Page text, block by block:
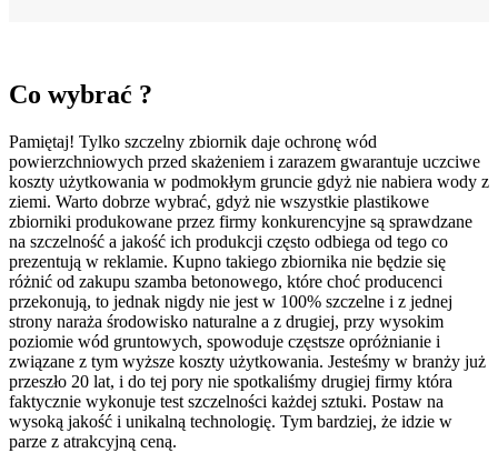
Co wybrać ?
Pamiętaj! Tylko szczelny zbiornik daje ochronę wód
powierzchniowych przed skażeniem i zarazem gwarantuje uczciwe
koszty użytkowania w podmokłym gruncie gdyż nie nabiera wody z
ziemi. Warto dobrze wybrać, gdyż nie wszystkie plastikowe
zbiorniki produkowane przez firmy konkurencyjne są sprawdzane
na szczelność a jakość ich produkcji często odbiega od tego co
prezentują w reklamie. Kupno takiego zbiornika nie będzie się
różnić od zakupu szamba betonowego, które choć producenci
przekonują, to jednak nigdy nie jest w 100% szczelne i z jednej
strony naraża środowisko naturalne a z drugiej, przy wysokim
poziomie wód gruntowych, spowoduje częstsze opróżnianie i
związane z tym wyższe koszty użytkowania. Jesteśmy w branży już
przeszło 20 lat, i do tej pory nie spotkaliśmy drugiej firmy która
faktycznie wykonuje test szczelności każdej sztuki. Postaw na
wysoką jakość i unikalną technologię. Tym bardziej, że idzie w
parze z atrakcyjną ceną.